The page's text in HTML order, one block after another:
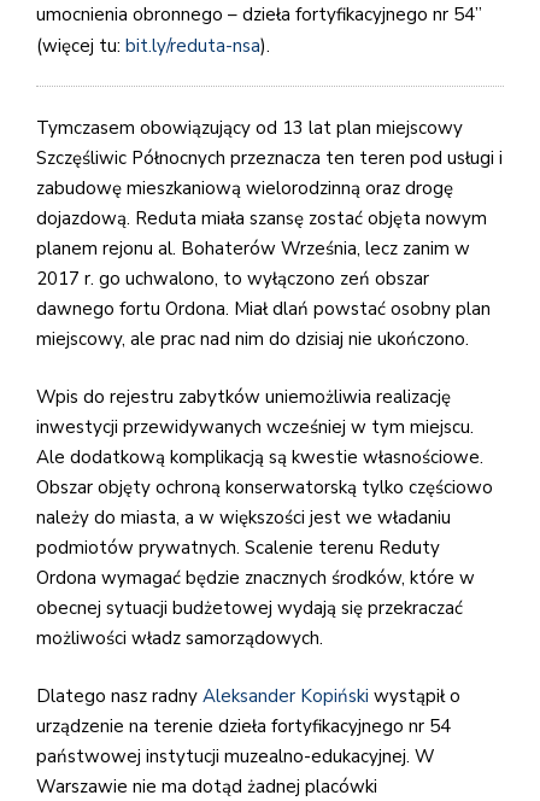
umocnienia obronnego – dzieła fortyfikacyjnego nr 54”
(więcej tu: bit.ly/reduta-nsa).
Tymczasem obowiązujący od 13 lat plan miejscowy
Szczęśliwic Północnych przeznacza ten teren pod usługi i
zabudowę mieszkaniową wielorodzinną oraz drogę
dojazdową. Reduta miała szansę zostać objęta nowym
planem rejonu al. Bohaterów Września, lecz zanim w
2017 r. go uchwalono, to wyłączono zeń obszar
dawnego fortu Ordona. Miał dlań powstać osobny plan
miejscowy, ale prac nad nim do dzisiaj nie ukończono.
Wpis do rejestru zabytków uniemożliwia realizację
inwestycji przewidywanych wcześniej w tym miejscu.
Ale dodatkową komplikacją są kwestie własnościowe.
Obszar objęty ochroną konserwatorską tylko częściowo
należy do miasta, a w większości jest we władaniu
podmiotów prywatnych. Scalenie terenu Reduty
Ordona wymagać będzie znacznych środków, które w
obecnej sytuacji budżetowej wydają się przekraczać
możliwości władz samorządowych.
Dlatego nasz radny Aleksander Kopiński wystąpił o
urządzenie na terenie dzieła fortyfikacyjnego nr 54
państwowej instytucji muzealno-edukacyjnej. W
Warszawie nie ma dotąd żadnej placówki